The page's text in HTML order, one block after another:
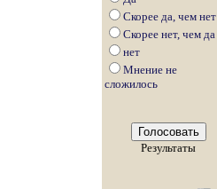
Скорее да, чем нет
Скорее нет, чем да
нет
Мнение не
сложилось
Результаты